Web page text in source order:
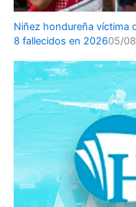
Niñez hondureña víctima
8 fallecidos en 202605/